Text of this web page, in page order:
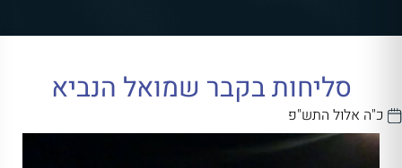
סליחות בקבר שמואל הנביא
כ"ה אלול התש"פ